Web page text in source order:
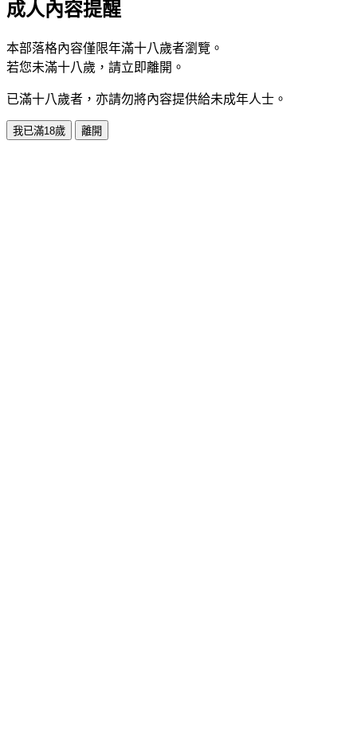
成人內容提醒
本部落格內容僅限年滿十八歲者瀏覽。
若您未滿十八歲，請立即離開。
已滿十八歲者，亦請勿將內容提供給未成年人士。
我已滿18歲 離開